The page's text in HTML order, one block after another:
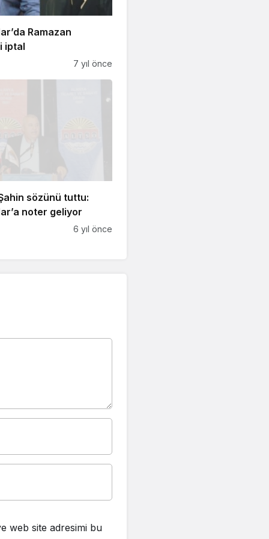
Ramazan
iptal
7 yıl önce
sözünü tuttu:
noter geliyor
6 yıl önce
web site adresimi bu